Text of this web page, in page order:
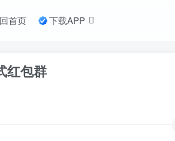
首页 下载APP
红包群